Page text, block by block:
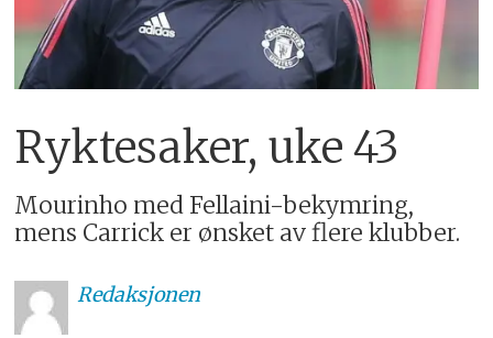
Ryktesaker, uke 43
Mourinho med Fellaini-bekymring,
mens Carrick er ønsket av flere klubber.
Redaksjonen